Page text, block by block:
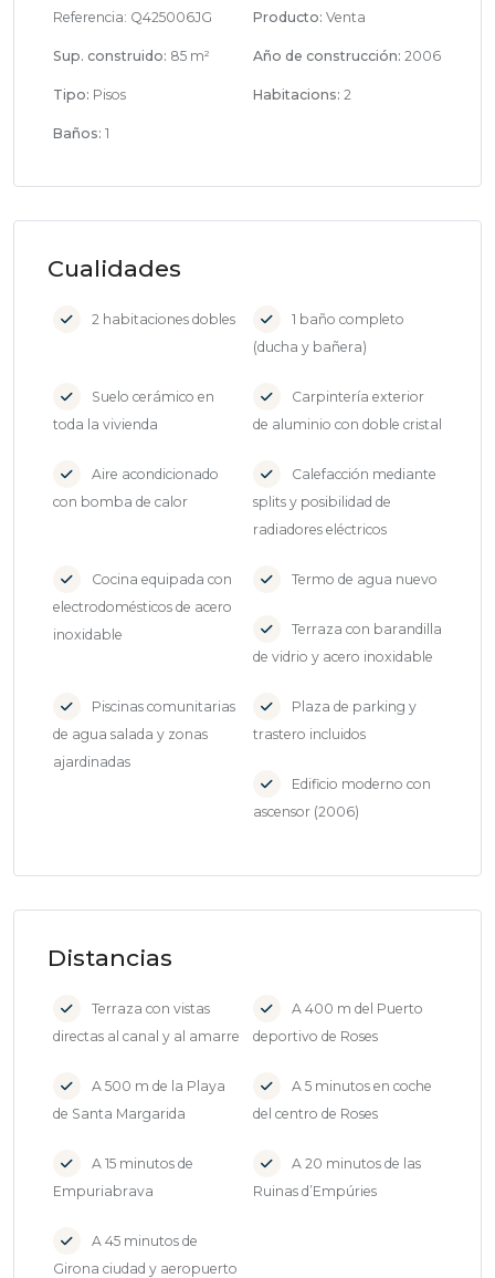
Referencia: Q425006JG Producto: Venta
Sup. construido: 85 m² Año de construcción: 2006
Tipo: Pisos Habitacions: 2
Baños: 1
Cualidades
2 habitaciones dobles
1 baño completo
(ducha y bañera)
Suelo cerámico en
toda la vivienda
Carpintería exterior
de aluminio con doble cristal
Aire acondicionado
con bomba de calor
Calefacción mediante
splits y posibilidad de
radiadores eléctricos
Cocina equipada con
electrodomésticos de acero
inoxidable
Termo de agua nuevo
Terraza con barandilla
de vidrio y acero inoxidable
Piscinas comunitarias
de agua salada y zonas
ajardinadas
Plaza de parking y
trastero incluidos
Edificio moderno con
ascensor (2006)
Distancias
Terraza con vistas
directas al canal y al amarre
A 400 m del Puerto
deportivo de Roses
A 500 m de la Playa
de Santa Margarida
A 5 minutos en coche
del centro de Roses
A 15 minutos de
Empuriabrava
A 20 minutos de las
Ruinas d’Empúries
A 45 minutos de
Girona ciudad y aeropuerto